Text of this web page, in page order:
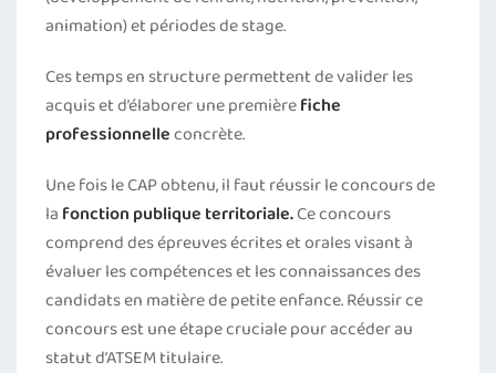
animation) et périodes de stage.
Ces temps en structure permettent de valider les
acquis et d’élaborer une premièrefiche
professionnelleconcrète.
Une fois le CAP obtenu, il faut réussir le concours de
la fonction publique territoriale.Ce concours
comprend des épreuves écrites et orales visant à
évaluer les compétences et les connaissances des
candidats en matière de petite enfance. Réussir ce
concours est une étape cruciale pour accéder au
statut d’ATSEM titulaire.